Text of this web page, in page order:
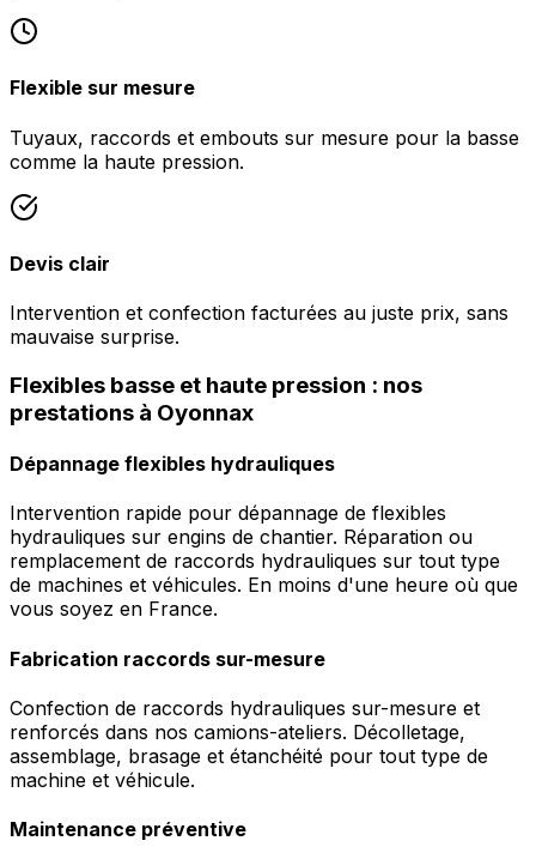
Flexible sur mesure
Tuyaux, raccords et embouts sur mesure pour la basse
comme la haute pression.
Devis clair
Intervention et confection facturées au juste prix, sans
mauvaise surprise.
Flexibles basse et haute pression : nos
prestations à Oyonnax
Dépannage flexibles hydrauliques
Intervention rapide pour dépannage de flexibles
hydrauliques sur engins de chantier. Réparation ou
remplacement de raccords hydrauliques sur tout type
de machines et véhicules. En moins d'une heure où que
vous soyez en France.
Fabrication raccords sur-mesure
Confection de raccords hydrauliques sur-mesure et
renforcés dans nos camions-ateliers. Décolletage,
assemblage, brasage et étanchéité pour tout type de
machine et véhicule.
Maintenance préventive